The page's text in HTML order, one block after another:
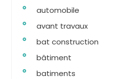
automobile
avant travaux
bat construction
bâtiment
batiments